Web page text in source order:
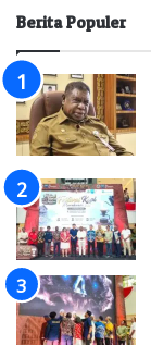
Berita Populer